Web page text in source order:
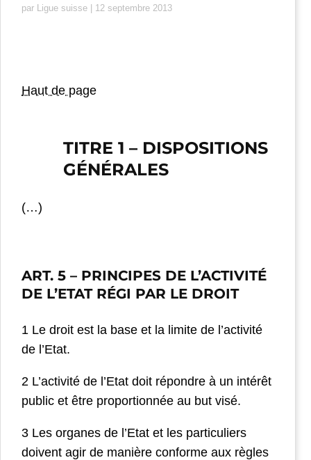
par Ligue suisse 12 septembre 2013
Haut de page
TITRE 1 – DISPOSITIONS
GÉNÉRALES
(…)
ART. 5 – PRINCIPES DE L’ACTIVITÉ
DE L’ETAT RÉGI PAR LE DROIT
1 Le droit est la base et la limite de l’activité
de l’Etat.
2 L’activité de l’Etat doit répondre à un intérêt
public et être proportionnée au but visé.
3 Les organes de l’Etat et les particuliers
doivent agir de manière conforme aux règles